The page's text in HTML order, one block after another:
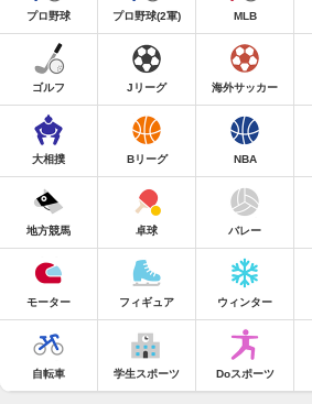
プロ野球 プロ野球(2軍) MLB
ゴルフ Jリーグ 海外サッカー
大相撲 Bリーグ NBA
地方競馬 卓球 バレー
モーター フィギュア ウィンター
自転車 学生スポーツ Doスポーツ